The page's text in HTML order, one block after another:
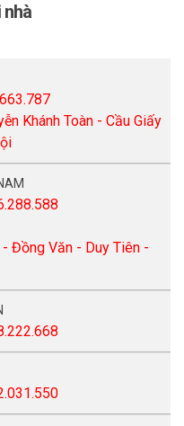
nhà
Khánh Toàn - Cầu Giấy
Đồng Văn - Duy Tiên -